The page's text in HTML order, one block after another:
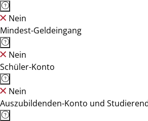
Nein
Mindest-Geldeingang
Nein
Schüler-Konto
Nein
Auszubildenden-Konto und